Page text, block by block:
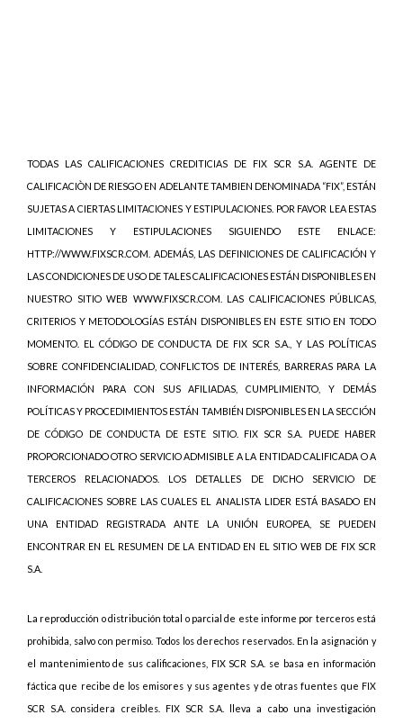
TODAS LAS CALIFICACIONES CREDITICIAS DE FIX SCR S.A. AGENTE DE
CALIFICACIÒN DE RIESGO EN ADELANTE TAMBIEN DENOMINADA “FIX”, ESTÁN
SUJETAS A CIERTAS LIMITACIONES Y ESTIPULACIONES. POR FAVOR LEA ESTAS
LIMITACIONES Y ESTIPULACIONES SIGUIENDO ESTE ENLACE:
HTTP://WWW.FIXSCR.COM. ADEMÁS, LAS DEFINICIONES DE CALIFICACIÓN Y
LAS CONDICIONES DE USO DE TALES CALIFICACIONES ESTÁN DISPONIBLES EN
NUESTRO SITIO WEB WWW.FIXSCR.COM. LAS CALIFICACIONES PÚBLICAS,
CRITERIOS Y METODOLOGÍAS ESTÁN DISPONIBLES EN ESTE SITIO EN TODO
MOMENTO. EL CÓDIGO DE CONDUCTA DE FIX SCR S.A., Y LAS POLÍTICAS
SOBRE CONFIDENCIALIDAD, CONFLICTOS DE INTERÉS, BARRERAS PARA LA
INFORMACIÓN PARA CON SUS AFILIADAS, CUMPLIMIENTO, Y DEMÁS
POLÍTICAS Y PROCEDIMIENTOS ESTÁN TAMBIÉN DISPONIBLES EN LA SECCIÓN
DE CÓDIGO DE CONDUCTA DE ESTE SITIO. FIX SCR S.A. PUEDE HABER
PROPORCIONADO OTRO SERVICIO ADMISIBLE A LA ENTIDAD CALIFICADA O A
TERCEROS RELACIONADOS. LOS DETALLES DE DICHO SERVICIO DE
CALIFICACIONES SOBRE LAS CUALES EL ANALISTA LIDER ESTÁ BASADO EN
UNA ENTIDAD REGISTRADA ANTE LA UNIÓN EUROPEA, SE PUEDEN
ENCONTRAR EN EL RESUMEN DE LA ENTIDAD EN EL SITIO WEB DE FIX SCR
S.A.
La reproducción o distribución total o parcial de este informe por terceros está
prohibida, salvo con permiso. Todos los derechos reservados. En la asignación y
el mantenimiento de sus calificaciones, FIX SCR S.A. se basa en información
fáctica que recibe de los emisores y sus agentes y de otras fuentes que FIX
SCR S.A. considera creíbles. FIX SCR S.A. lleva a cabo una investigación